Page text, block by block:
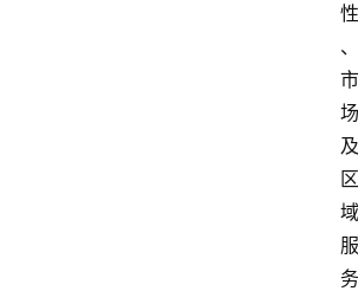
性
、
市
场
及
区
域
服
务